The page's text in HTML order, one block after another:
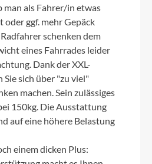
man als Fahrer/in etwas
ggf. mehr Gepäck
schenken dem
eines Fahrrades leider
Dank der XXL-
sich über "zu viel"
machen. Sein zulässiges
150kg. Die Ausstattung
auf eine höhere Belastung
einem dicken Plus: